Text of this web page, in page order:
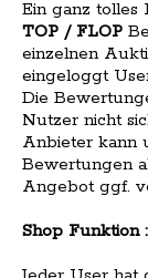
Ein ganz tolles
TOP / FLOP
einzelnen
eingeloggt
Die
Nutzer nicht
Anbieter kann
Bewertungen
Angebot ggf.
Shop Funktion :